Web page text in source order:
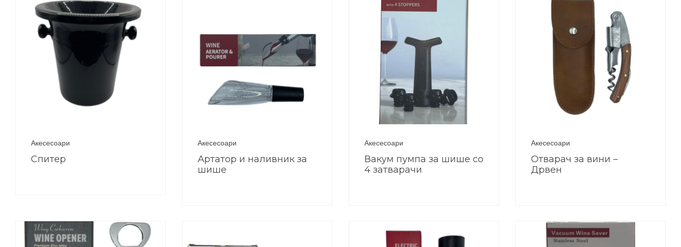
Акесесоари
Спитер
Акесесоари
Артатор и наливник за
шише
Акесесоари
Вакум пумпа за шише со
4 затварачи
Акесесоари
Отварач за вини –
Дрвен